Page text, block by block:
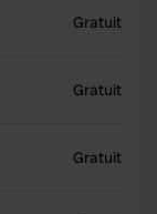
bar, plage
animations
un terrain
sont à
Gratuit
Gratuit
Gratuit